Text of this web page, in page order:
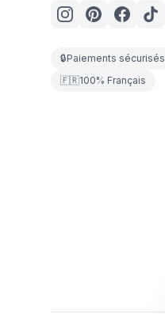
🔒Paiements sécurisés
🇫🇷100% Français